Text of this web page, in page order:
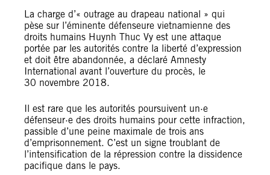
La charge d’« outrage au drapeau national » qui
pèse sur l’éminente défenseure vietnamienne des
droits humains Huynh Thuc Vy est une attaque
portée par les autorités contre la liberté d’expression
et doit être abandonnée, a déclaré Amnesty
International avant l’ouverture du procès, le
30 novembre 2018.
Il est rare que les autorités poursuivent un·e
défenseur·e des droits humains pour cette infraction,
passible d’une peine maximale de trois ans
d’emprisonnement. C’est un signe troublant de
l’intensification de la répression contre la dissidence
pacifique dans le pays.